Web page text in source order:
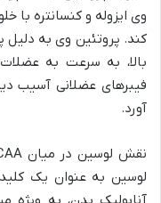
وی ایزوله و کنسانتره با
کند. پروتئین وی به
بالا، به سرعت به
فیبرهای عضلانی آسیب
آورد.
لوسین به عنوان یک